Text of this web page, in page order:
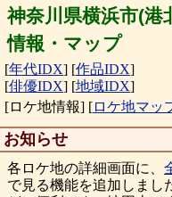
神奈川県横浜市(港
情報・マップ
[年代IDX] [作品IDX]
[俳優IDX] [地域IDX]
[ロケ地情報] [ロケ地マッ
お知らせ
各ロケ地の詳細画面に、
で見る機能を追加しまし